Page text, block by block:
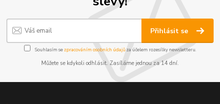
Přihlásit se
Souhlasím se zpracováním osobních údajůza účelem rozesílky newsletteru.
Můžete se kdykoli odhlásit. Zasíláme jednou za 14 dní.